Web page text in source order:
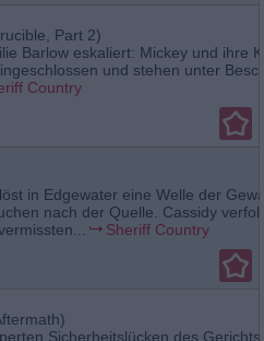
Part 2)
Barlow eskaliert: Mickey und ihre
und stehen unter
Country
in Edgewater eine Welle der
nach der Quelle. Cassidy
Sheriff Country
Sicherheitslücken des